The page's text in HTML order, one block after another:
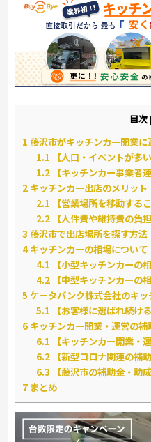
目次
1 藤沢市がキッチンカー開業に
1.1 【人口・イベントが多い
1.2 【キッチンカー事業者
2 キッチンカー出店のメリット
2.1 【営業場所を移動する
2.2 【人件費や維持費の負
3 藤沢市で出店場所を探す方法
4キッチンカーの相場について
4.1 【小型キッチンカーの相
4.2 【中型キッチンカーの相
5 ケータバンク株式会社のキ
5.1 【お客様に選ばれ続け
6 キッチンカー開業・運営の
6.1 【キッチンカー開業・
6.2 【新型コロナ関連の補
6.3 【藤沢市の補助金・助成
7 まとめ